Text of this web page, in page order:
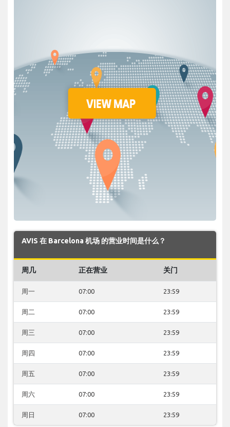
AVIS 在 Barcelona 机场 的营业时间是什么？
周几 正在营业 关门
周一 07:00 23:59
周二 07:00 23:59
周三 07:00 23:59
周四 07:00 23:59
周五 07:00 23:59
周六 07:00 23:59
周日 07:00 23:59